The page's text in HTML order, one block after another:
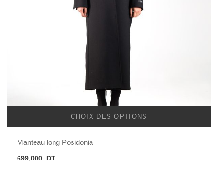
CHOIX DES OPTIONS
Manteau long Posidonia
699,000 DT